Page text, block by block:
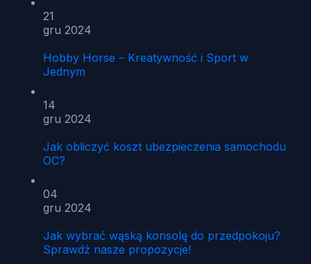
21
gru 2024
Hobby Horse – Kreatywność i Sport w
Jednym
14
gru 2024
Jak obliczyć koszt ubezpieczenia samochodu
OC?
04
gru 2024
Jak wybrać wąską konsolę do przedpokoju?
Sprawdź nasze propozycje!